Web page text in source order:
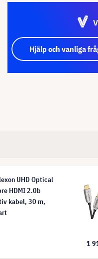
Hjälp och vanliga
UHD Optical
HDMI 2.0b
kabel, 30 m,
1